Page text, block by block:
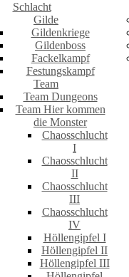
Schlacht
Gilde
Gildenkriege
Gildenboss
Fackelkampf
Festungskampf
Team
Team Dungeons
Team Hier kommen
die Monster
Chaosschlucht
I
Chaosschlucht
II
Chaosschlucht
III
Chaosschlucht
IV
Höllengipfel I
Höllengipfel II
Höllengipfel III